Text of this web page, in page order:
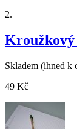
2.
Kroužkový
Skladem (ihned k
49 Kč